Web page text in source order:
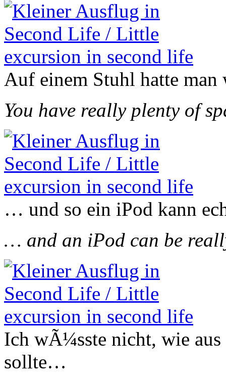
Auf einem Stuhl hatte
You have really plenty of
… und so ein iPod kann
… and an iPod can be
Ich wÃ¼sste nicht, wie
sollte…